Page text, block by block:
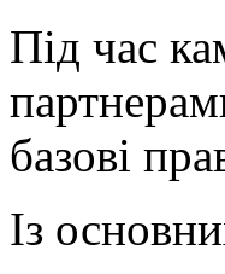
Під час
базові
Із